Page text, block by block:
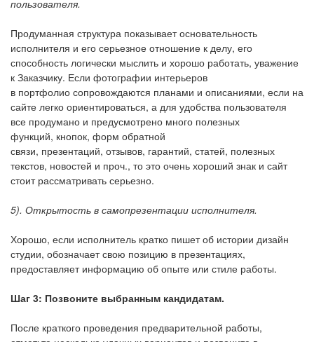
пользователя.
Продуманная структура показывает основательность
исполнителя и его серьезное отношение к делу, его
способность логически мыслить и хорошо работать, уважение
к Заказчику. Если фотографии интерьеров
в портфолио сопровождаются планами и описаниями, если на
сайте легко ориентироваться, а для удобства пользователя
все продумано и предусмотрено много полезных
функций, кнопок, форм обратной
связи, презентаций, отзывов, гарантий, статей, полезных
текстов, новостей и проч., то это очень хороший знак и сайт
стоит рассматривать серьезно.
5). Открытость в самопрезентации исполнителя.
Хорошо, если исполнитель кратко пишет об истории дизайн
студии, обозначает свою позицию в презентациях,
предоставляет информацию об опыте или стиле работы.
Шаг 3: Позвоните выбранным кандидатам.
После краткого проведения предварительной работы,